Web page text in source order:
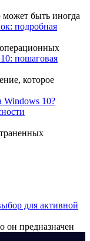
быть иногда
подробная
пошаговая
которое
Windows 10?
для активной
он предназначен